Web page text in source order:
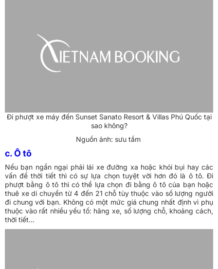
Đi phượt xe máy đến Sunset Sanato Resort & Villas Phú Quốc tại
sao không?
Nguồn ảnh: sưu tầm
c. Ô tô
Nếu bạn ngần ngại phải lái xe đường xa hoặc khói bụi hay các
vấn đề thời tiết thì có sự lựa chọn tuyệt vời hơn đó là ô tô. Đi
phượt bằng ô tô thì có thể lựa chọn đi bằng ô tô của bạn hoặc
thuê xe di chuyển từ 4 đến 21 chỗ tùy thuộc vào số lượng người
đi chung với bạn. Không có một mức giá chung nhất định vì phụ
thuộc vào rất nhiều yếu tố: hãng xe, số lượng chỗ, khoảng cách,
thời tiết...